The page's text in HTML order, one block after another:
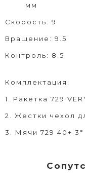
мм
Скорость: 9
Вращение: 9.5
Контроль: 8.5
Комплектация:
1. Ракетка 729
2. Жестки чехол
3. Мячи 729 40+ 3*